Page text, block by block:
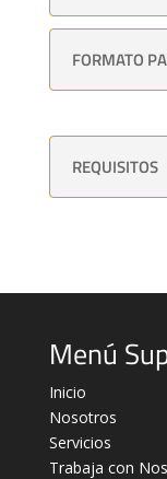
FORMATO
REQUISITOS
Menú
Inicio
Nosotros
Servicios
Trabaja con